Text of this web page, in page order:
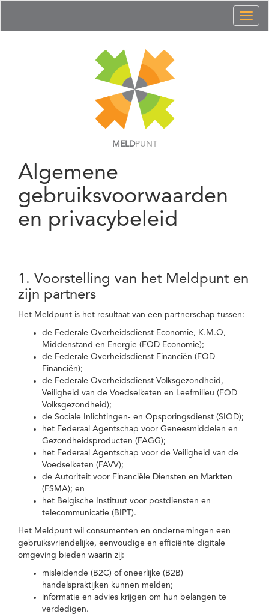
MELDPUNT
Algemene
gebruiksvoorwaarden
en privacybeleid
1. Voorstelling van het Meldpunt en
zijn partners
Het Meldpunt is het resultaat van een partnerschap tussen:
de Federale Overheidsdienst Economie, K.M.O,
Middenstand en Energie (FOD Economie);
de Federale Overheidsdienst Financiën (FOD
Financiën);
de Federale Overheidsdienst Volksgezondheid,
Veiligheid van de Voedselketen en Leefmilieu (FOD
Volksgezondheid);
de Sociale Inlichtingen- en Opsporingsdienst (SIOD);
het Federaal Agentschap voor Geneesmiddelen en
Gezondheidsproducten (FAGG);
het Federaal Agentschap voor de Veiligheid van de
Voedselketen (FAVV);
de Autoriteit voor Financiële Diensten en Markten
(FSMA); en
het Belgische Instituut voor postdiensten en
telecommunicatie (BIPT).
Het Meldpunt wil consumenten en ondernemingen een
gebruiksvriendelijke, eenvoudige en efficiënte digitale
omgeving bieden waarin zij:
misleidende (B2C) of oneerlijke (B2B)
handelspraktijken kunnen melden;
informatie en advies krijgen om hun belangen te
verdedigen.